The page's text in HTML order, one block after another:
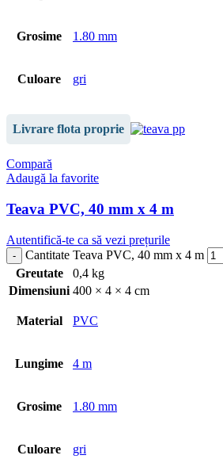
Grosime 1.80 mm
Culoare gri
Livrare flota proprie
Compară
Adaugă la favorite
Teava PVC, 40 mm x 4 m
Autentifică-te ca să vezi prețurile
Cantitate Teava PVC, 40 mm x 4 m
Greutate
0,4 kg
Dimensiuni 400 × 4 × 4 cm
Material PVC
Lungime 4 m
Grosime 1.80 mm
Culoare gri